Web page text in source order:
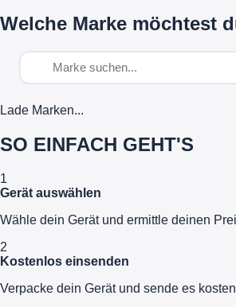
Welche Marke möchtest
Lade Marken...
SO EINFACH GEHT'S
1
Gerät auswählen
Wähle dein Gerät und ermittle deinen
2
Kostenlos einsenden
Verpacke dein Gerät und sende es